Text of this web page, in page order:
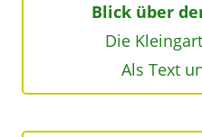
Blick über
Die
Als Text